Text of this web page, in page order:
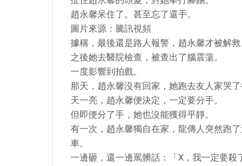
趙永馨呆住了。甚至忘了還手。
圖片來源：騰訊視頻
據稱，最後還是路人報警，趙永馨才被解救
之後她去醫院檢查，被查出了腦震蕩。
一度影響到拍戲。
那天，趙永馨沒有回家，她跑去友人家哭
天一亮，趙永馨便決定，一定要分手。
但即便分了手，她也沒能獲得平靜。
有一次，趙永馨獨自在家，龍傳人突然跑
車。
一邊砸，還一邊罵髒話：「X，我一定要殺